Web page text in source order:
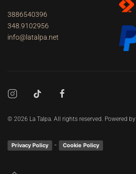
3886540396
348.9102956
info@latalpa.net
© 2026 La Talpa. All rights reserved. Powered by
Privacy Policy - Cookie Policy